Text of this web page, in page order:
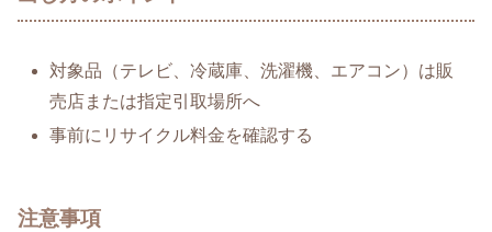
対象品（テレビ、冷蔵庫、洗濯機、エアコン）は販
売店または指定引取場所へ
事前にリサイクル料金を確認する
注意事項